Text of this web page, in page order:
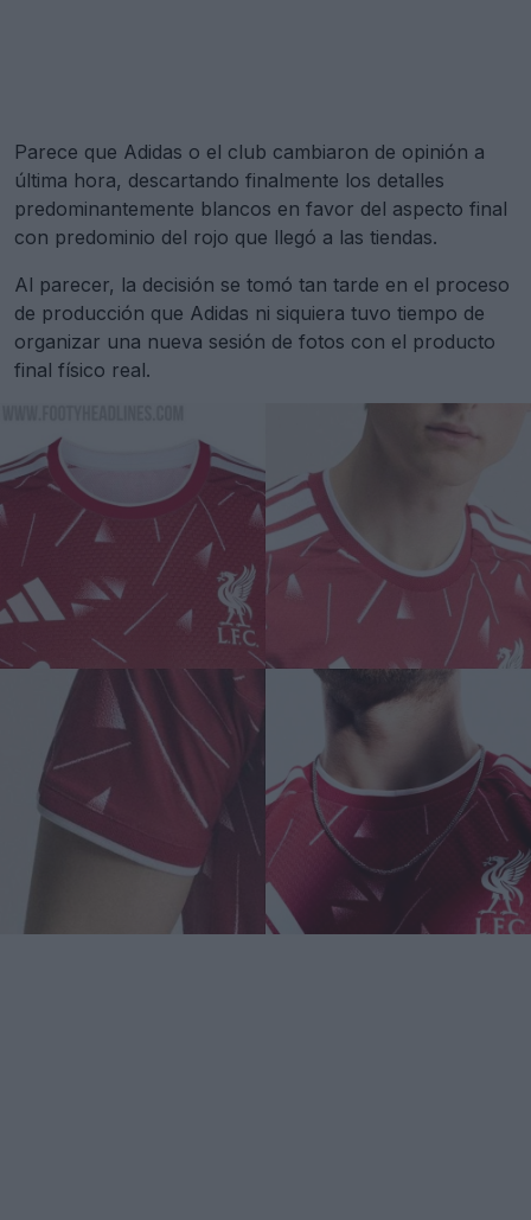
Parece que Adidas o el club cambiaron de opinión a
última hora, descartando finalmente los detalles
predominantemente blancos en favor del aspecto final
con predominio del rojo que llegó a las tiendas.
Al parecer, la decisión se tomó tan tarde en el proceso
de producción que Adidas ni siquiera tuvo tiempo de
organizar una nueva sesión de fotos con el producto
final físico real.